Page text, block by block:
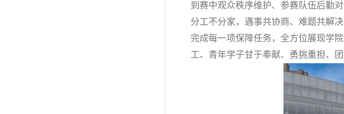
到赛中观众秩序维护、参赛队伍后勤
分工不分家，遇事共协商、难题共解
完成每一项保障任务，全方位展现学
工、青年学子甘于奉献、勇挑重担、团